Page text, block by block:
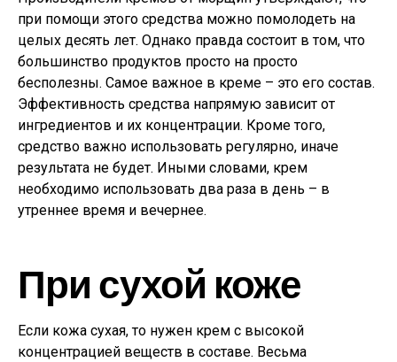
при помощи этого средства можно помолодеть на
целых десять лет. Однако правда состоит в том, что
большинство продуктов просто на просто
бесполезны. Самое важное в креме – это его состав.
Эффективность средства напрямую зависит от
ингредиентов и их концентрации. Кроме того,
средство важно использовать регулярно, иначе
результата не будет. Иными словами, крем
необходимо использовать два раза в день – в
утреннее время и вечернее.
При сухой коже
Если кожа сухая, то нужен крем с высокой
концентрацией веществ в составе. Весьма